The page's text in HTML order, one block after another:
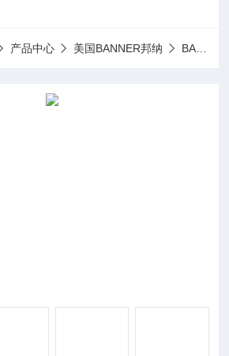
产品中心 美国BANNER邦纳 BANNER传感器